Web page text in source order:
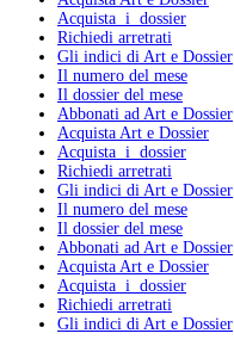
Acquista i dossier
Richiedi arretrati
Gli indici di Art e Dossier
Il numero del mese
Il dossier del mese
Abbonati ad Art e Dossier
Acquista Art e Dossier
Acquista i dossier
Richiedi arretrati
Gli indici di Art e Dossier
Il numero del mese
Il dossier del mese
Abbonati ad Art e Dossier
Acquista Art e Dossier
Acquista i dossier
Richiedi arretrati
Gli indici di Art e Dossier